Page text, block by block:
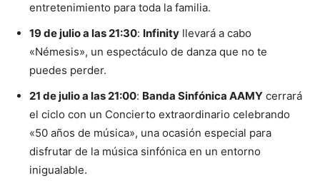
entretenimiento para toda la familia.
19 de julio a las 21:30: Infinity llevará a cabo
«Némesis», un espectáculo de danza que no te
puedes perder.
21 de julio a las 21:00: Banda Sinfónica AAMY cerrará
el ciclo con un Concierto extraordinario celebrando
«50 años de música», una ocasión especial para
disfrutar de la música sinfónica en un entorno
inigualable.